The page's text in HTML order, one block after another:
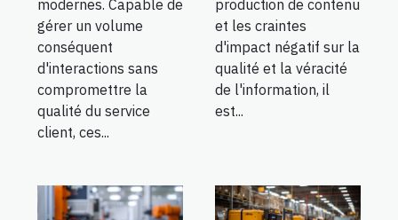
modernes. Capable de
gérer un volume
conséquent
d'interactions sans
compromettre la
qualité du service
client, ces...
production de contenu
et les craintes
d'impact négatif sur la
qualité et la véracité
de l'information, il
est...